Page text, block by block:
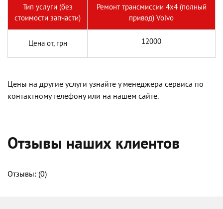
Тип услуги (без
стоимости запчасти)
Ремонт трансмиссии 4х4 (полный
привод) Volvo
Цена от, грн 12000
Цены на другие услуги узнайте у менеджера сервиса по
контактному телефону или на нашем сайте.
Отзывы наших клиентов
Отзывы: (0)